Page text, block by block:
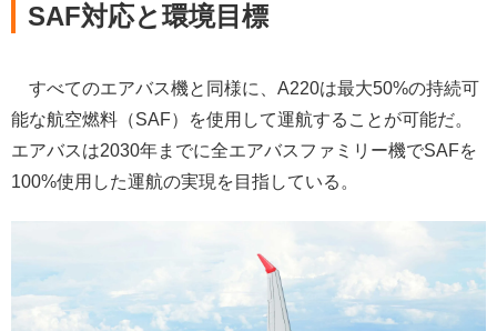
SAF対応と環境目標
すべてのエアバス機と同様に、A220は最大50%の持続可
能な航空燃料（SAF）を使用して運航することが可能だ。
エアバスは2030年までに全エアバスファミリー機でSAFを
100%使用した運航の実現を目指している。